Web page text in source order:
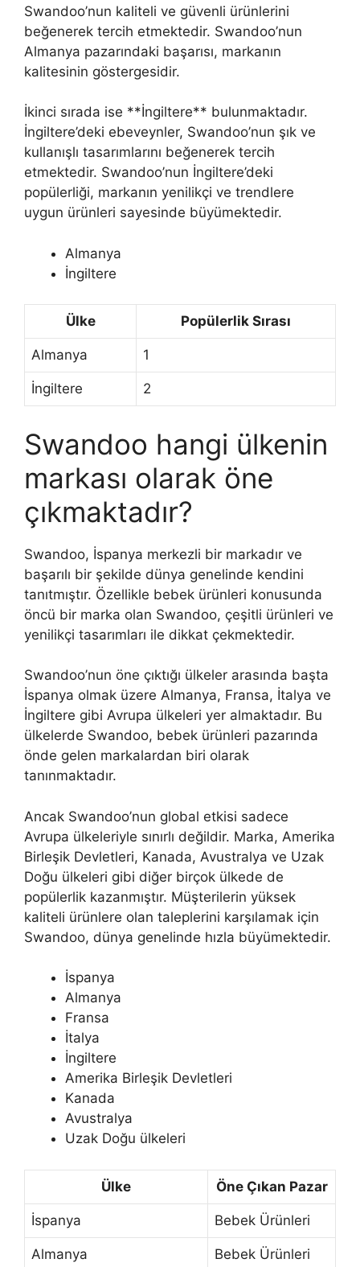
Swandoo’nun kaliteli ve güvenli ürünlerini
beğenerek tercih etmektedir. Swandoo’nun
Almanya pazarındaki başarısı, markanın
kalitesinin göstergesidir.
İkinci sırada ise **İngiltere** bulunmaktadır.
İngiltere’deki ebeveynler, Swandoo’nun şık ve
kullanışlı tasarımlarını beğenerek tercih
etmektedir. Swandoo’nun İngiltere’deki
popülerliği, markanın yenilikçi ve trendlere
uygun ürünleri sayesinde büyümektedir.
Almanya
İngiltere
Ülke Popülerlik Sırası
Almanya 1
İngiltere 2
Swandoo hangi ülkenin
markası olarak öne
çıkmaktadır?
Swandoo, İspanya merkezli bir markadır ve
başarılı bir şekilde dünya genelinde kendini
tanıtmıştır. Özellikle bebek ürünleri konusunda
öncü bir marka olan Swandoo, çeşitli ürünleri ve
yenilikçi tasarımları ile dikkat çekmektedir.
Swandoo’nun öne çıktığı ülkeler arasında başta
İspanya olmak üzere Almanya, Fransa, İtalya ve
İngiltere gibi Avrupa ülkeleri yer almaktadır. Bu
ülkelerde Swandoo, bebek ürünleri pazarında
önde gelen markalardan biri olarak
tanınmaktadır.
Ancak Swandoo’nun global etkisi sadece
Avrupa ülkeleriyle sınırlı değildir. Marka, Amerika
Birleşik Devletleri, Kanada, Avustralya ve Uzak
Doğu ülkeleri gibi diğer birçok ülkede de
popülerlik kazanmıştır. Müşterilerin yüksek
kaliteli ürünlere olan taleplerini karşılamak için
Swandoo, dünya genelinde hızla büyümektedir.
İspanya
Almanya
Fransa
İtalya
İngiltere
Amerika Birleşik Devletleri
Kanada
Avustralya
Uzak Doğu ülkeleri
Ülke Öne Çıkan Pazar
İspanya Bebek Ürünleri
Almanya Bebek Ürünleri